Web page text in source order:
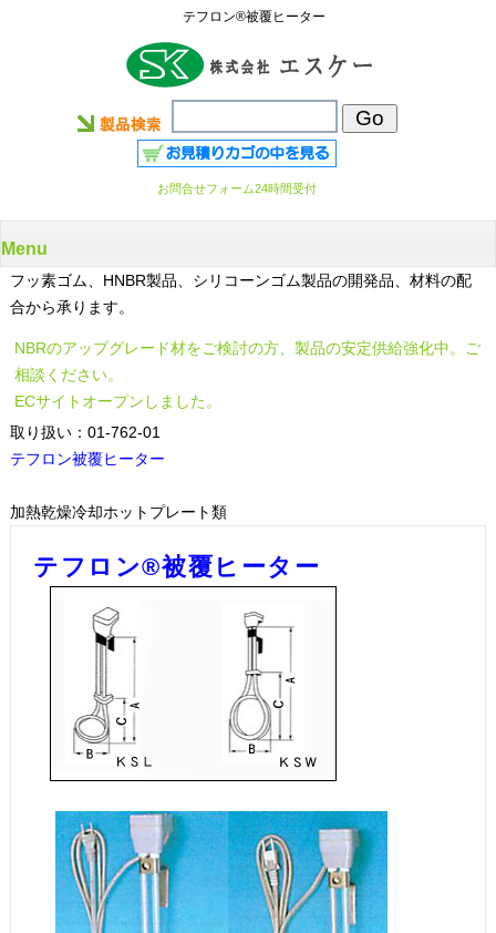
テフロン®被覆ヒーター
お問合せフォーム24時間受付
Menu
フッ素ゴム、HNBR製品、シリコーンゴム製品の開発品、材料の配
合から承ります。
NBRのアップグレード材をご検討の方、製品の安定供給強化中。ご
相談ください。
ECサイトオープンしました。
取り扱い：01-762-01
テフロン被覆ヒーター
加熱乾燥冷却ホットプレート類
テフロン®被覆ヒーター